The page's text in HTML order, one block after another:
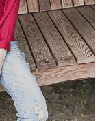
本公司不負相關責
戶狀況，依本公司即
本公司將視審查結果
現惡意使用之情形，
採取法律行動。